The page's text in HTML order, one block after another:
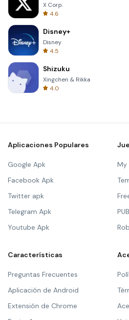
X Corp.
4.6
Disney+
Disney
4.5
Shizuku
Xingchen & Rikka
4.0
Aplicaciones Populares
Google Apk
Facebook Apk
Twitter apk
Telegram Apk
Youtube Apk
My
Características
Preguntas Frecuentes
Aplicación de Android
Extensión de Chrome